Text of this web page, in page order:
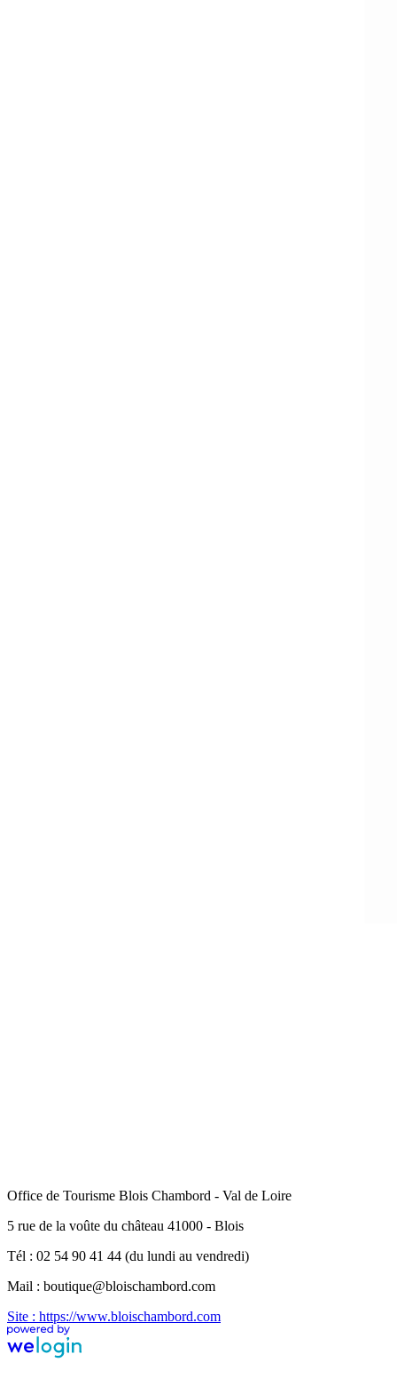
Office de Tourisme Blois Chambord - Val de Loire
5 rue de la voûte du château 41000 - Blois
Tél : 02 54 90 41 44 (du lundi au vendredi)
Mail : boutique@bloischambord.com
Site : https://www.bloischambord.com